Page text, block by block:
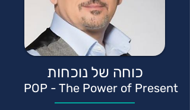
כוחה של נוכחות
POP - The Power of Present